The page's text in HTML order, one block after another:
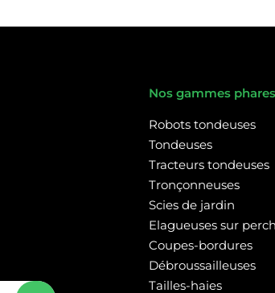
Nos gammes phares
Robots tondeuses
Tondeuses
Tracteurs tondeuses
Tronçonneuses
Scies de jardin
Elagueuses sur
Coupes-bordures
Débroussailleuses
Tailles-haies